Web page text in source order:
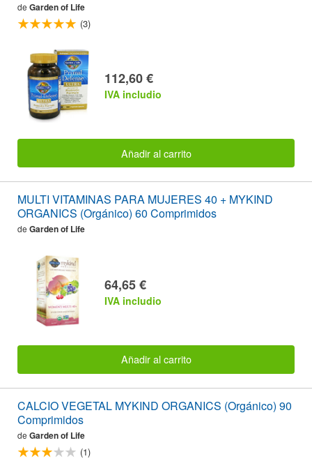
de Garden of Life
(3)
112,60 €
IVA includio
Añadir al carrito
MULTI VITAMINAS PARA MUJERES 40 + MYKIND
ORGANICS (Orgánico) 60 Comprimidos
de Garden of Life
64,65 €
IVA includio
Añadir al carrito
CALCIO VEGETAL MYKIND ORGANICS (Orgánico) 90
Comprimidos
de Garden of Life
(1)